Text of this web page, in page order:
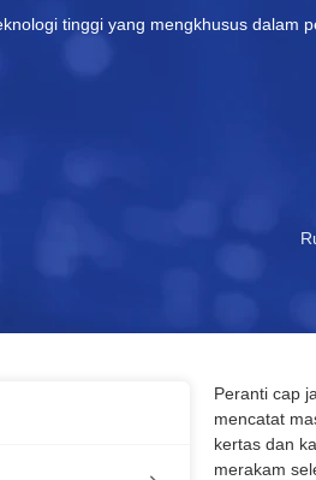
tinggi yang mengkhusus dalam
Peranti cap
mencatat
kertas dan
merakam